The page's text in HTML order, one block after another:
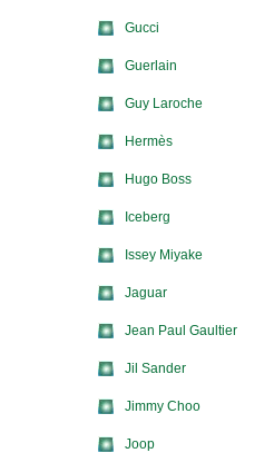
Gucci
Guerlain
Guy Laroche
Hermès
Hugo Boss
Iceberg
Issey Miyake
Jaguar
Jean Paul Gaultier
Jil Sander
Jimmy Choo
Joop